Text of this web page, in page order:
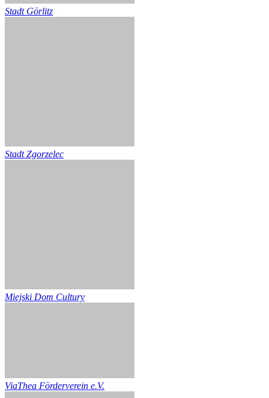
Stadt Görlitz
Stadt Zgorzelec
Miejski Dom Cultury
ViaThea Förderverein e.V.